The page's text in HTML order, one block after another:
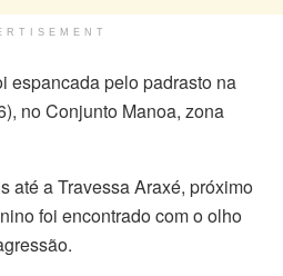
espancada pelo padrasto na
no Conjunto Manoa, zona
até a Travessa Araxé, próximo
foi encontrado com o olho